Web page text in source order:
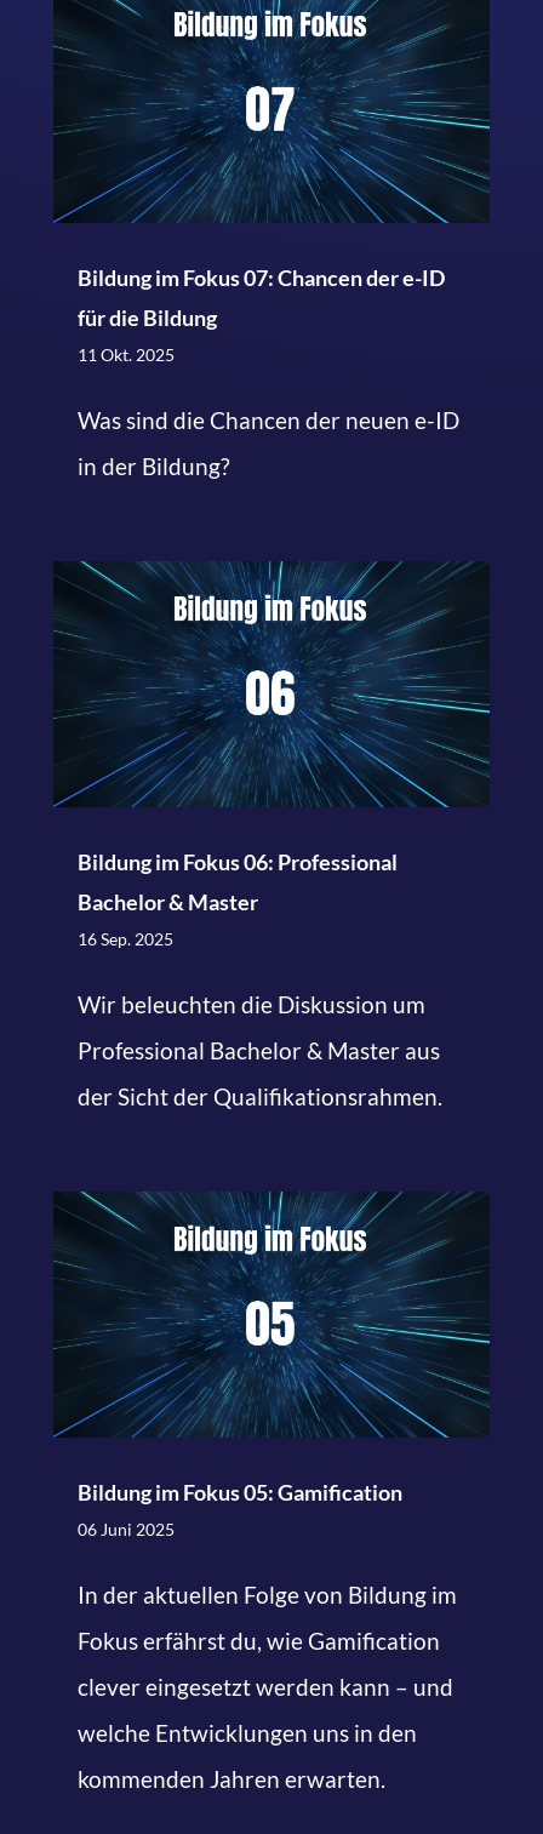
Bildung im Fokus 07: Chancen der e-ID
für die Bildung
11 Okt. 2025
Was sind die Chancen der neuen e-ID
in der Bildung?
Bildung im Fokus 06: Professional
Bachelor & Master
16 Sep. 2025
Wir beleuchten die Diskussion um
Professional Bachelor & Master aus
der Sicht der Qualifikationsrahmen.
Bildung im Fokus 05: Gamification
06 Juni 2025
In der aktuellen Folge von Bildung im
Fokus erfährst du, wie Gamification
clever eingesetzt werden kann – und
welche Entwicklungen uns in den
kommenden Jahren erwarten.